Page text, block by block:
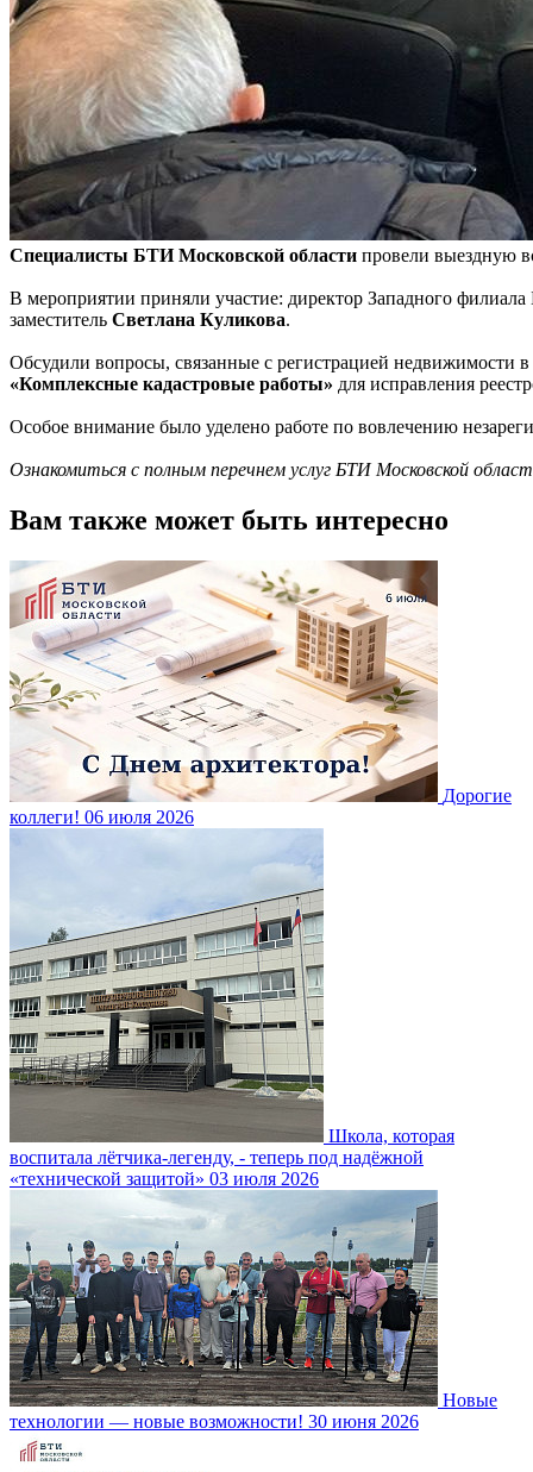
Специалисты БТИ Московской области провели выездную
В мероприятии приняли участие: директор Западного
заместитель Светлана Куликова.
Обсудили вопросы, связанные с регистрацией недвижимости
«Комплексные кадастровые работы» для исправления
Особое внимание было уделено работе по вовлечению
Ознакомиться с полным перечнем услуг БТИ Московской
Вам также может быть интересно
Дорогие
коллеги! 06 июля 2026
Школа, которая
воспитала лётчика-легенду, - теперь под надёжной
«технической защитой» 03 июля 2026
Новые
технологии — новые возможности! 30 июня 2026